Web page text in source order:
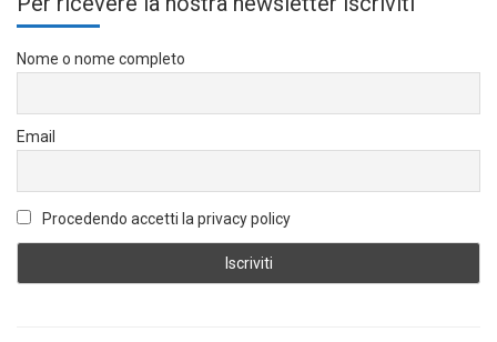
Nome o nome completo
Email
Procedendo accetti la privacy policy